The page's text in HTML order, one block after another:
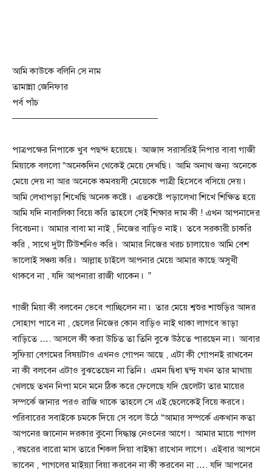
আমি কাউকে বলিনি সে নাম
তামান্না জেনিফার
পর্ব পাঁচ
————————————————
পাত্রপক্ষের নিপাকে খুব পছন্দ হয়েছে ৷ আজাদ সরাসরিই নিপার বাবা গাজী
মিয়াকে বললো “অনেকদিন থেকেই মেয়ে দেখছি ৷ আমি অনাথ জন্য অনেকে
মেয়ে দেয় না আর অনেকে কমবয়সী মেয়েকে পাত্রী হিসেবে বসিয়ে দেয় ৷
আমি লেখাপড়া শিখেছি অনেক কষ্টে ৷ এতকষ্টে পড়ালেখা শিখে শিক্ষিত হয়ে
আমি যদি নাবালিকা বিয়ে করি তাহলে সেই শিক্ষার দাম কী ! এখন আপনাদের
বিবেচনা ৷ আমার বাবা মা নাই , নিজের বাড়িও নাই ৷ তবে সরকারী চাকরি
করি , সাথে দুটা টিউশনিও করি ৷ আমার নিজের খরচ চালায়েও আমি বেশ
ভালোই সঞ্চয় করি ৷ আল্লাহ চাইলে আপনার মেয়ে আমার কাছে অসুখী
থাকবে না , যদি আপনারা রাজী থাকেন ৷ ”
গাজী মিয়া কী বলবেন ভেবে পাচ্ছিলেন না ৷ তার মেয়ে শ্বশুর শাশুড়ির আদর
সোহাগ পাবে না , ছেলের নিজের কোন বাড়িও নাই থাকা লাগবে ভাড়া
বাড়িতে …. আসলে কী করা উচিত তা তিনি বুঝে উঠতে পারছেন না ৷ আবার
সুফিয়া বেগমের বিষয়টাও এখনও গোপন আছে , এটা কী গোপনই রাখবেন
না কী বলবেন এটাও বুঝতেছেন না তিনি ৷ এমন দ্বিধা দ্বন্দ্ব যখন তার মাথায়
খেলছে তখন নিপা মনে মনে ঠিক করে ফেলেছে যদি ছেলেটা তার মায়ের
সম্পর্কে জানার পরও রাজি থাকে তাহলে সে এই ছেলেকেই বিয়ে করবে ৷
পরিবারের সবাইকে চমকে দিয়ে সে বলে উঠে “আমার সম্পর্কে একখান কতা
আপনের জানোন দরকার কুনো সিদ্ধান্ত নেওনের আগে ৷ আমার মায়ে পাগল
, বছরের বারো মাস তারে শিকল দিয়া বাইন্ধা রাখোন লাগে ৷ এইবার আপনে
ভাবেন , পাগলের মাইয়্যা বিয়া করবেন না কী করবেন না …. যদি আপনের